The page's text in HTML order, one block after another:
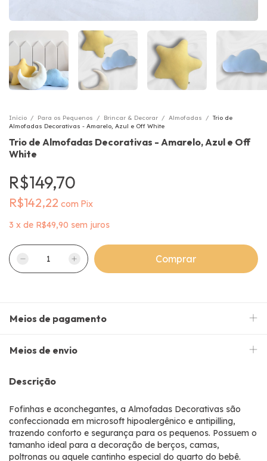
Início / Para os Pequenos / Brincar & Decorar / Almofadas / Trio de
Almofadas Decorativas - Amarelo, Azul e Off White
Trio de Almofadas Decorativas - Amarelo, Azul e Off
White
R$149,70
R$142,22 com Pix
3 x de R$49,90 sem juros
Meios de pagamento
Meios de envio
Descrição
Fofinhas e aconchegantes, a Almofadas Decorativas são
confeccionada em microsoft hipoalergênico e antipilling,
trazendo conforto e segurança para os pequenos. Possuem o
tamanho ideal para a decoração de berços, camas,
poltronas ou aquele cantinho especial do quarto do bebê.